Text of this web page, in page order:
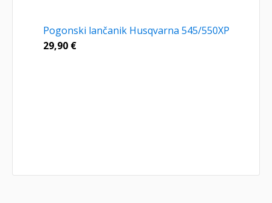
Pogonski lančanik Husqvarna 545/550XP
29,90 €